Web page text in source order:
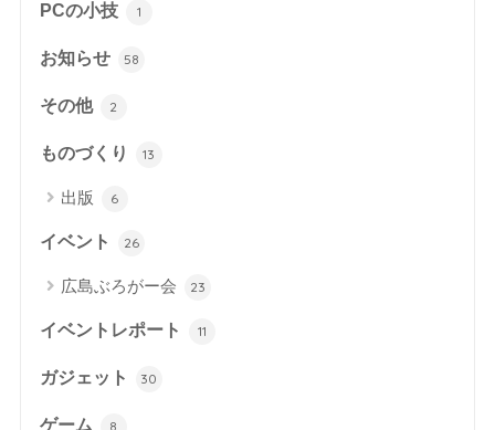
PCの小技 1
お知らせ 58
その他 2
ものづくり 13
出版 6
イベント 26
広島ぶろがー会 23
イベントレポート 11
ガジェット 30
ゲーム 8